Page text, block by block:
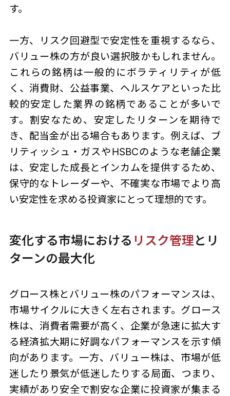
す。
一方、リスク回避型で安定性を重視するなら、
バリュー株の方が良い選択肢かもしれません。
これらの銘柄は一般的にボラティリティが低
く、消費財、公益事業、ヘルスケアといった比
較的安定した業界の銘柄であることが多いで
す。割安なため、安定したリターンを期待で
き、配当金が出る場合もあります。例えば、ブ
リティッシュ・ガスやHSBCのような老舗企業
は、安定した成長とインカムを提供するため、
保守的なトレーダーや、不確実な市場でより高
い安定性を求める投資家にとって理想的です。
変化する市場における リスク管理とリ
ターンの最大化
グロース株とバリュー株のパフォーマンスは、
市場サイクルに大きく左右されます。グロース
株は、消費者需要が高く、企業が急速に拡大す
る経済拡大期に好調なパフォーマンスを示す傾
向があります。一方、バリュー株は、市場が低
迷したり景気が低迷したりする局面、つまり、
実績があり安全で割安な企業に投資家が集まる